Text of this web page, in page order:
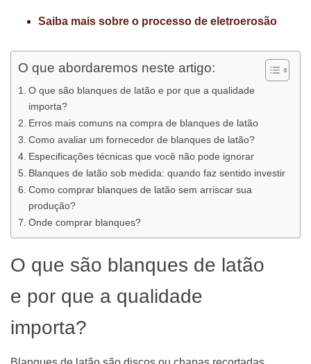
Saiba mais sobre o processo de eletroerosão
O que abordaremos neste artigo:
O que são blanques de latão e por que a qualidade
importa?
Erros mais comuns na compra de blanques de latão
Como avaliar um fornecedor de blanques de latão?
Especificações técnicas que você não pode ignorar
Blanques de latão sob medida: quando faz sentido investir
Como comprar blanques de latão sem arriscar sua
produção?
Onde comprar blanques?
O que são blanques de latão
e por que a qualidade
importa?